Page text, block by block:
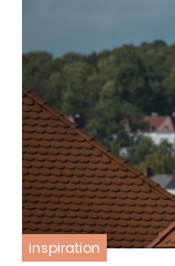
inspiration